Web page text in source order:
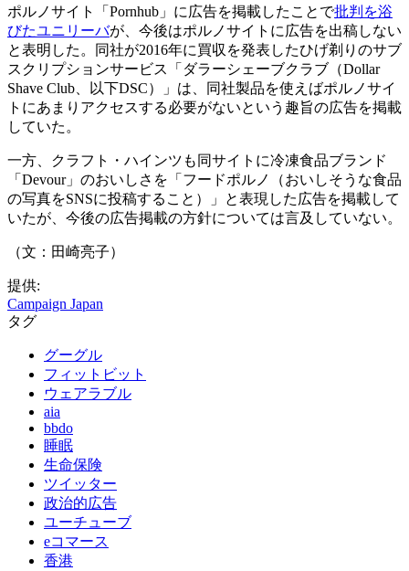
ポルノサイト「Pornhub」に広告を掲載したことで批判を浴
びたユニリーバが、今後はポルノサイトに広告を出稿しない
と表明した。同社が2016年に買収を発表したひげ剃りのサブ
スクリプションサービス「ダラーシェーブクラブ（Dollar
Shave Club、以下DSC）」は、同社製品を使えばポルノサイ
トにあまりアクセスする必要がないという趣旨の広告を掲載
していた。
一方、クラフト・ハインツも同サイトに冷凍食品ブランド
「Devour」のおいしさを「フードポルノ（おいしそうな食品
の写真をSNSに投稿すること）」と表現した広告を掲載して
いたが、今後の広告掲載の方針については言及していない。
（文：田崎亮子）
提供:
Campaign Japan
タグ
グーグル
フィットビット
ウェアラブル
aia
bbdo
睡眠
生命保険
ツイッター
政治的広告
ユーチューブ
eコマース
香港